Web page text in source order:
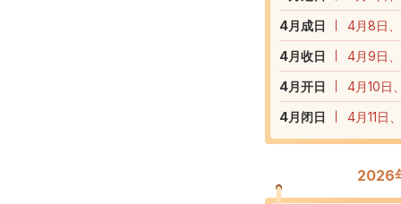
4月成日
4月8日
4月收日
4月9日
4月开日
4月10日
4月闭日 4月11日
2026